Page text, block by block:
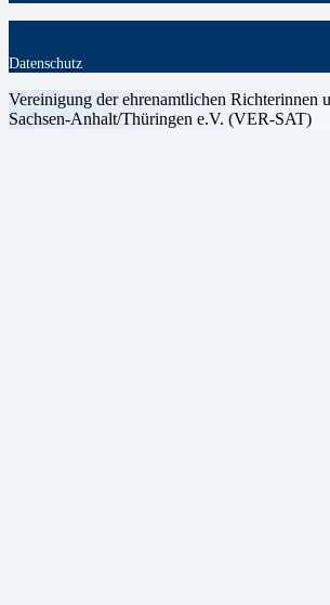
Datenschutz
Vereinigung der ehrenamtlichen Richterinnen
Sachsen-Anhalt/Thüringen e.V. (VER-SAT)